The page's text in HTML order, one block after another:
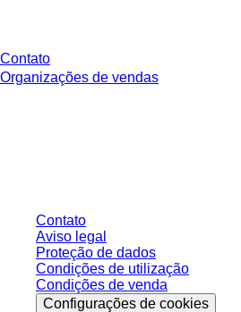
Contato
Organizações de vendas
Contato
Aviso legal
Proteção de dados
Condições de utilização
Condições de venda
Configurações de cookies